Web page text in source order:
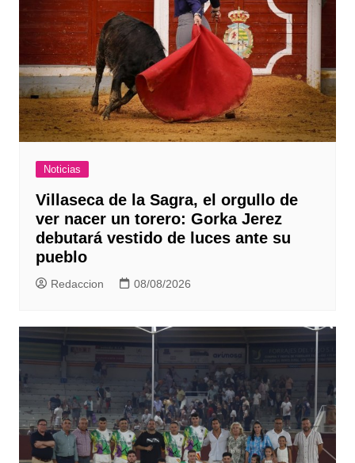
Noticias
Villaseca de la Sagra, el orgullo de
ver nacer un torero: Gorka Jerez
debutará vestido de luces ante su
pueblo
Redaccion 08/08/2026